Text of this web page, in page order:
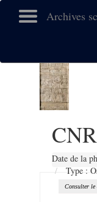
Archives
Date de la
Type :
Consulter le